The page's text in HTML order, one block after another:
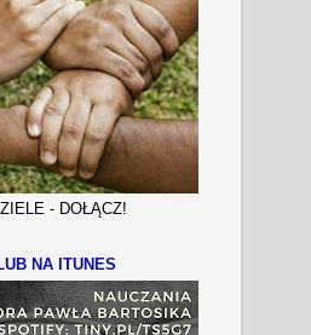
- DOŁĄCZ!
NA ITUNES